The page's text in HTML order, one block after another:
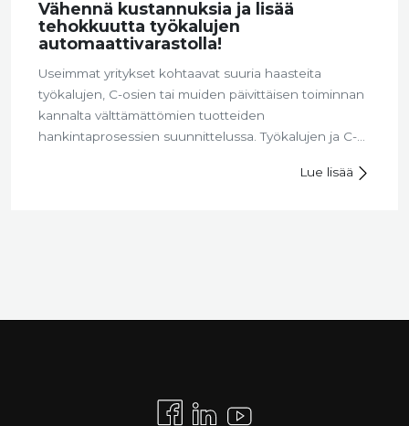
Vähennä kustannuksia ja lisää
tehokkuutta työkalujen
automaattivarastolla!
Useimmat yritykset kohtaavat suuria haasteita
työkalujen, C-osien tai muiden päivittäisen toiminnan
kannalta välttämättömien tuotteiden
hankintaprosessien suunnittelussa. Työkalujen ja C-
mutta ne muodostavat suuren osan hallinnollisista
Lue lisää